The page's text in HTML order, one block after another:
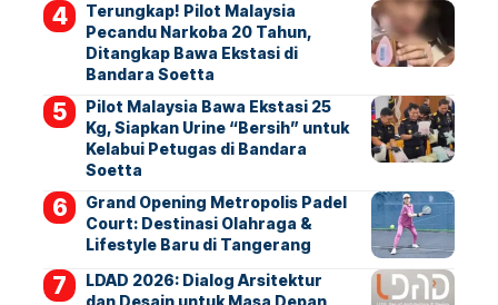
Terungkap! Pilot Malaysia
Pecandu Narkoba 20 Tahun,
Ditangkap Bawa Ekstasi di
Bandara Soetta
Pilot Malaysia Bawa Ekstasi 25
Kg, Siapkan Urine “Bersih” untuk
Kelabui Petugas di Bandara
Soetta
Grand Opening Metropolis Padel
Court: Destinasi Olahraga &
Lifestyle Baru di Tangerang
LDAD 2026: Dialog Arsitektur
dan Desain untuk Masa Depan